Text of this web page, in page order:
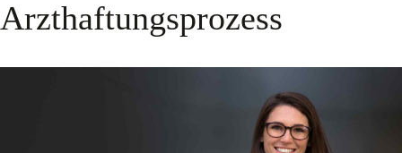
Arzthaftungsprozess